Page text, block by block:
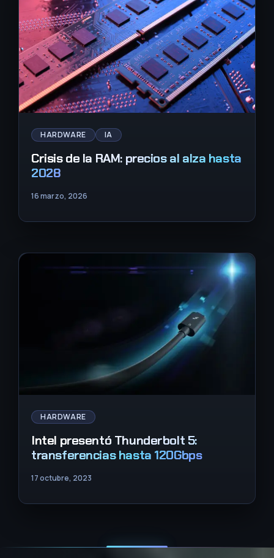
HARDWARE IA
Crisis de la RAM: precios al alza hasta
2028
16 marzo, 2026
HARDWARE
Intel presentó Thunderbolt 5:
transferencias hasta 120Gbps
17 octubre, 2023